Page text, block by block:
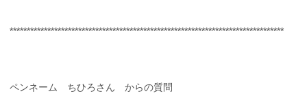
********************************************************************************
ペンネーム ちひろさん からの質問